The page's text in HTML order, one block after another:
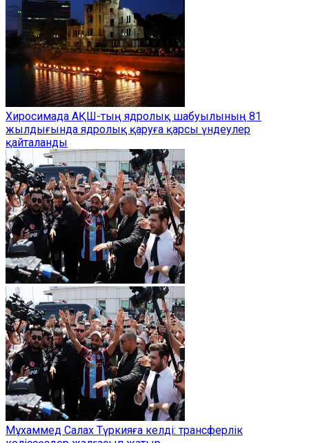
Хиросимада АҚШ-тың ядролық шабуылының 81
жылдығында ядролық қаруға қарсы үндеулер
қайталанды
Мұхаммед Салах Түркияға келді: трансферлік